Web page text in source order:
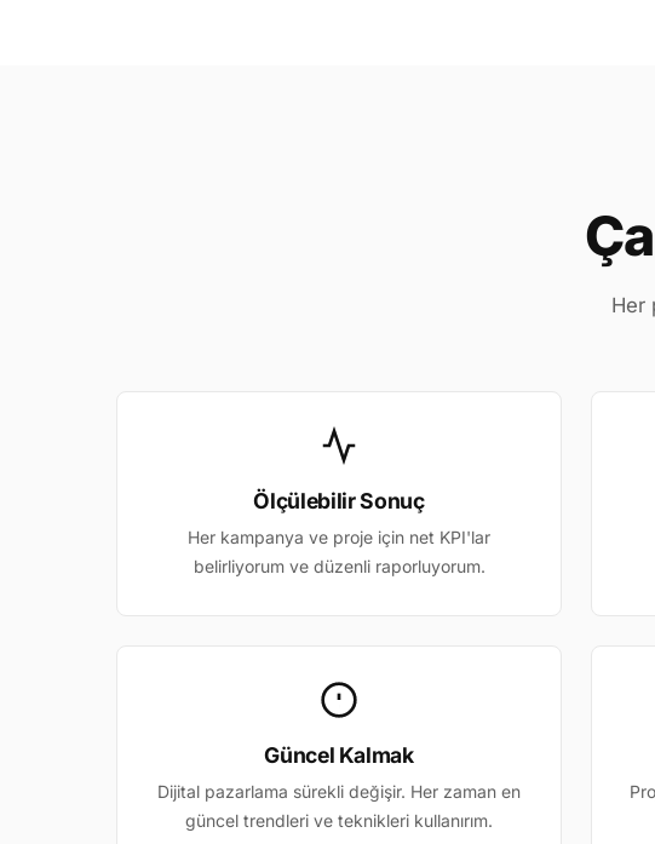
Her
Ölçülebilir Sonuç
Her kampanya ve proje için net KPI'lar
belirliyorum ve düzenli raporluyorum.
Güncel Kalmak
Dijital pazarlama sürekli değişir. Her zaman en
güncel trendleri ve teknikleri kullanırım.